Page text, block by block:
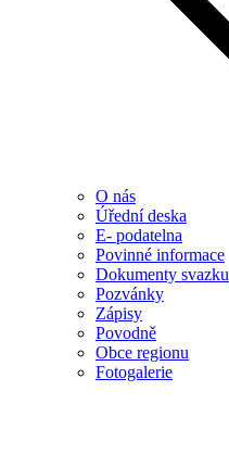
O nás
Úřední deska
E- podatelna
Povinné informace
Dokumenty svazku
Pozvánky
Zápisy
Povodně
Obce regionu
Fotogalerie